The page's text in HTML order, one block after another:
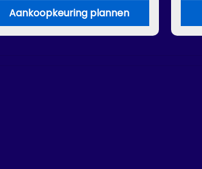
Aankoopkeuring plannen